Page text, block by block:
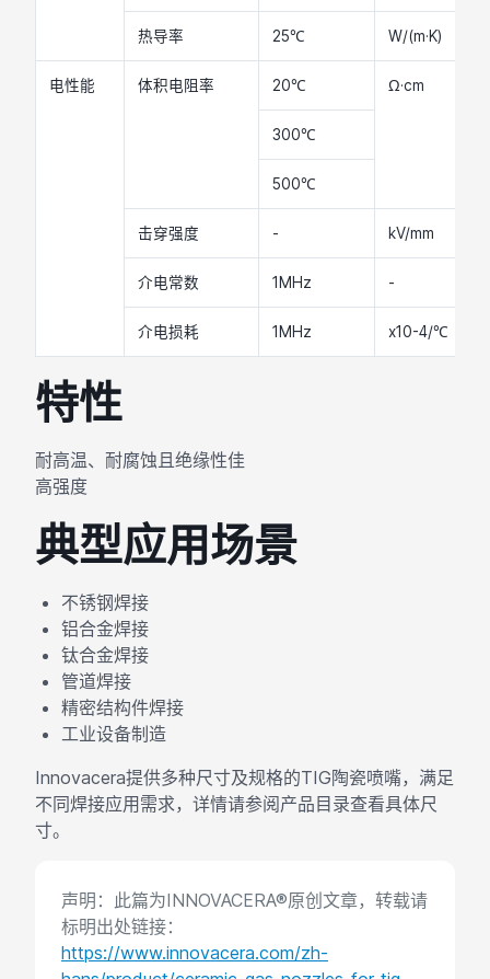
热导率 25℃ W/(m·K)
电性能 体积电阻率 20℃ Ω·cm
300℃
500℃
击穿强度 - kV/mm
介电常数 1MHz -
介电损耗 1MHz x10-4/℃
特性
耐高温、耐腐蚀且绝缘性佳
高强度
典型应用场景
不锈钢焊接
铝合金焊接
钛合金焊接
管道焊接
精密结构件焊接
工业设备制造
Innovacera提供多种尺寸及规格的TIG陶瓷喷嘴，满足
不同焊接应用需求，详情请参阅产品目录查看具体尺
寸。
声明：此篇为INNOVACERA®原创文章，转载请
标明出处链接：
https://www.innovacera.com/zh-